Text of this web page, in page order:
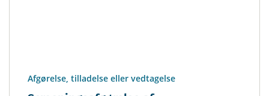
Afgørelse, tilladelse eller vedtagelse